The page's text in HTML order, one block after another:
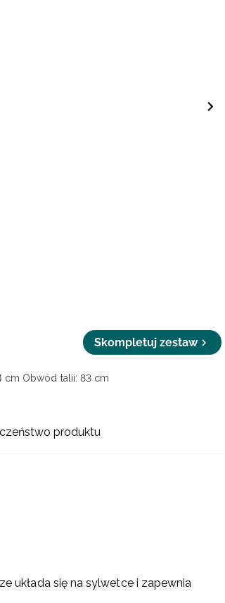
Skompletuj zestaw
cm Obwód talii: 83 cm
produktu
układa się na sylwetce i zapewnia